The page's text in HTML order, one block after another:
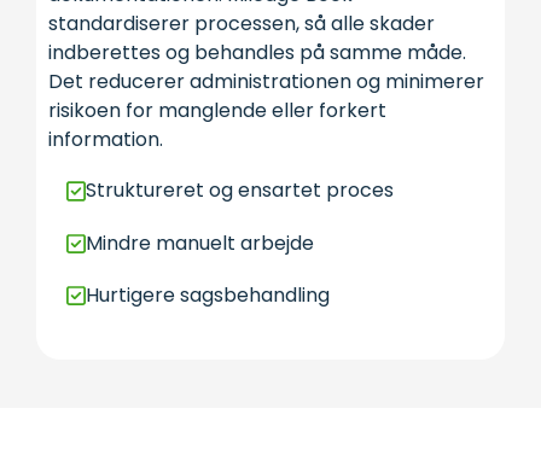
standardiserer processen, så alle skader
indberettes og behandles på samme måde.
Det reducerer administrationen og minimerer
risikoen for manglende eller forkert
information.
Struktureret og ensartet proces
Mindre manuelt arbejde
Hurtigere sagsbehandling